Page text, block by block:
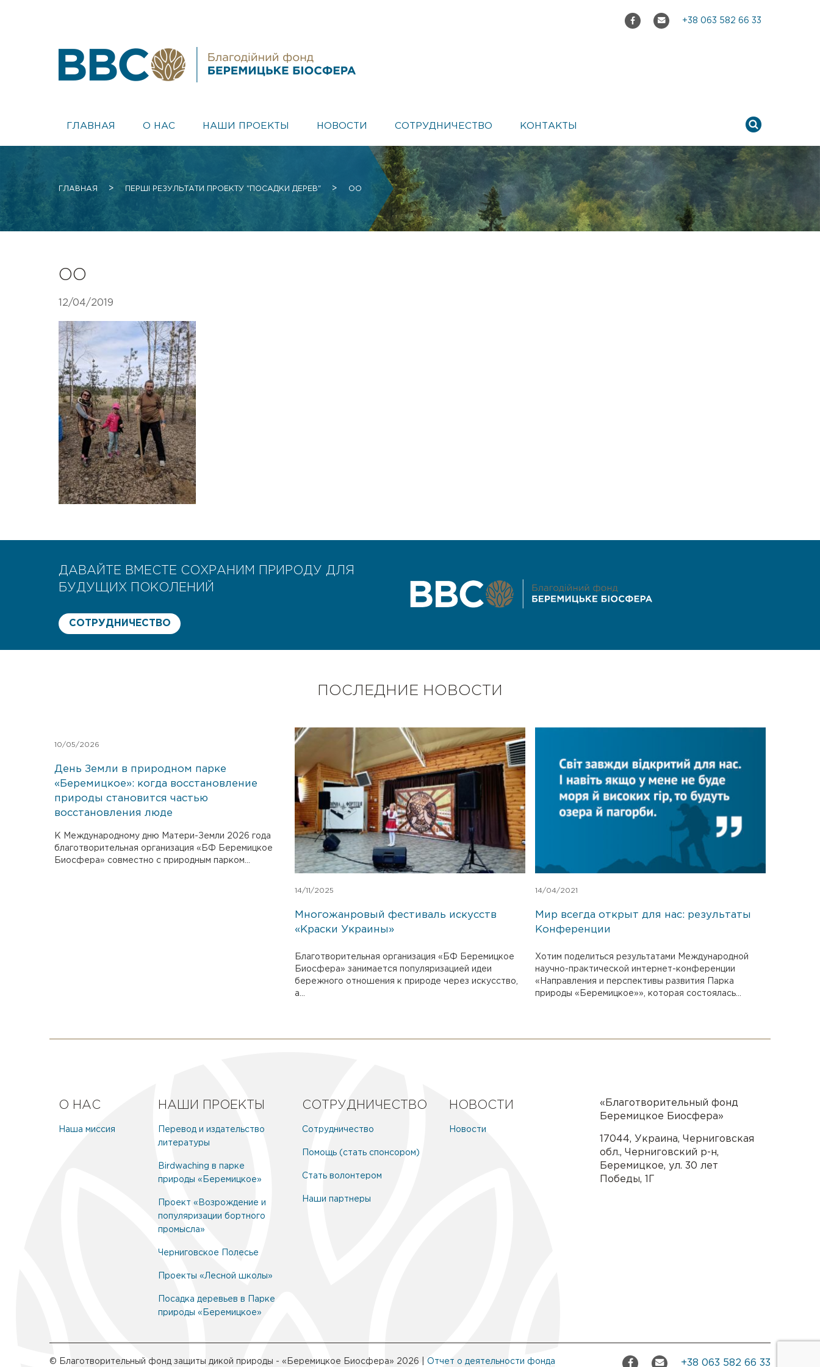
+38 063 582 66 33
ГЛАВНАЯ О НАС НАШИ ПРОЕКТЫ НОВОСТИ СОТРУДНИЧЕСТВО КОНТАКТЫ
ГЛАВНАЯ > ПЕРШІ РЕЗУЛЬТАТИ ПРОЕКТУ "ПОСАДКИ ДЕРЕВ" > ОО
ОО
12/04/2019
ДАВАЙТЕ ВМЕСТЕ СОХРАНИМ ПРИРОДУ ДЛЯ
БУДУЩИХ ПОКОЛЕНИЙ
СОТРУДНИЧЕСТВО
ПОСЛЕДНИЕ НОВОСТИ
10/05/2026
День Земли в природном парке
«Беремицкое»: когда восстановление
природы становится частью
восстановления люде
К Международному дню Матери-Земли 2026 года
благотворительная организация «БФ Беремицкое
Биосфера» совместно с природным парком...
14/11/2025
Многожанровый фестиваль искусств
«Краски Украины»
Благотворительная организация «БФ Беремицкое
Биосфера» занимается популяризацией идеи
бережного отношения к природе через искусство,
а...
14/04/2021
Мир всегда открыт для нас: результаты
Конференции
Хотим поделиться результатами Международной
научно-практической интернет-конференции
«Направления и перспективы развития Парка
природы «Беремицкое»», которая состоялась...
О НАС
Наша миссия
НАШИ ПРОЕКТЫ
Перевод и издательство
литературы
Birdwaching в парке
природы «Беремицкое»
Проект «Возрождение и
популяризации бортного
промысла»
Черниговское Полесье
Проекты «Лесной школы»
Посадка деревьев в Парке
природы «Беремицкое»
СОТРУДНИЧЕСТВО
Сотрудничество
Помощь (стать спонсором)
Стать волонтером
Наши партнеры
НОВОСТИ
Новости
«Благотворительный фонд
Беремицкое Биосфера»
17044, Украина, Черниговская
обл., Черниговский р-н,
Беремицкое, ул. 30 лет
Победы, 1Г
© Благотворительный фонд защиты дикой природы - «Беремицкое Биосфера» 2026 | Отчет о деятельности фонда +38 063 582 66 33